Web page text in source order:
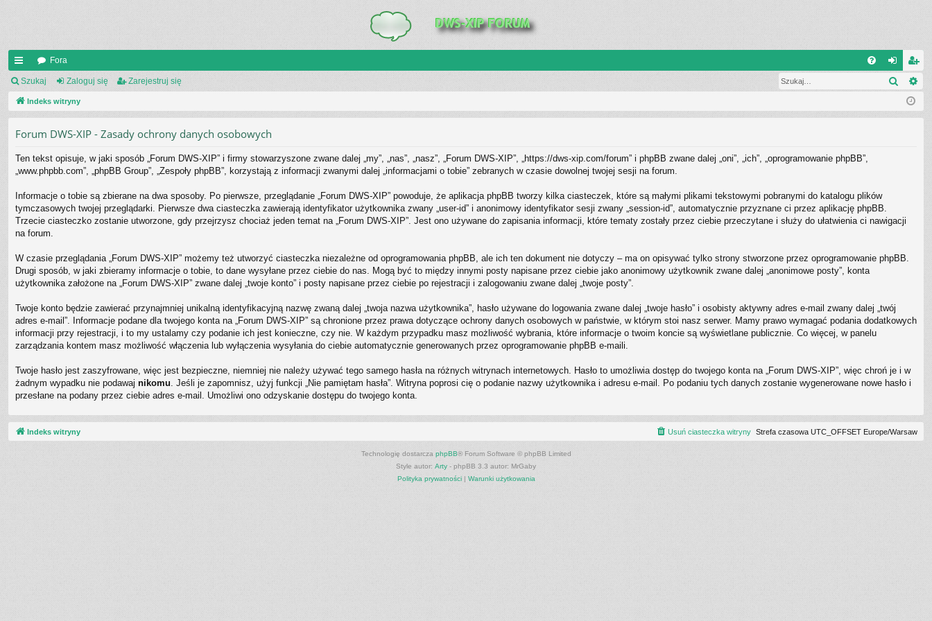
UI
C
IN
S
Fora
al ar
ej
Szukaj Zaloguj się Zarejestruj się Szukaj
Indeks witryny
Forum DWS-XIP - Zasady ochrony danych osobowych
Ten tekst opisuje, w jaki sposób „Forum DWS-XIP” i firmy stowarzyszone zwane dalej „my”, „nas”, „nasz”, „Forum DWS-XIP”, „https://dws-xip.com/forum” i phpBB zwane dalej „oni”, „ich”, „oprogramowanie phpBB”,
„www.phpbb.com”, „phpBB Group”, „Zespoły phpBB”, korzystają z informacji zwanymi dalej „informacjami o tobie” zebranych w czasie dowolnej twojej sesji na forum.
Informacje o tobie są zbierane na dwa sposoby. Po pierwsze, przeglądanie „Forum DWS-XIP” powoduje, że aplikacja phpBB tworzy kilka ciasteczek, które są małymi plikami tekstowymi pobranymi do katalogu plików
tymczasowych twojej przeglądarki. Pierwsze dwa ciasteczka zawierają identyfikator użytkownika zwany „user-id” i anonimowy identyfikator sesji zwany „session-id”, automatycznie przyznane ci przez aplikację phpBB.
Trzecie ciasteczko zostanie utworzone, gdy przejrzysz chociaż jeden temat na „Forum DWS-XIP”. Jest ono używane do zapisania informacji, które tematy zostały przez ciebie przeczytane i służy do ułatwienia ci nawigacji
na forum.
W czasie przeglądania „Forum DWS-XIP” możemy też utworzyć ciasteczka niezależne od oprogramowania phpBB, ale ich ten dokument nie dotyczy – ma on opisywać tylko strony stworzone przez oprogramowanie phpBB.
Drugi sposób, w jaki zbieramy informacje o tobie, to dane wysyłane przez ciebie do nas. Mogą być to między innymi posty napisane przez ciebie jako anonimowy użytkownik zwane dalej „anonimowe posty”, konta
użytkownika założone na „Forum DWS-XIP” zwane dalej „twoje konto” i posty napisane przez ciebie po rejestracji i zalogowaniu zwane dalej „twoje posty”.
Twoje konto będzie zawierać przynajmniej unikalną identyfikacyjną nazwę zwaną dalej „twoja nazwa użytkownika”, hasło używane do logowania zwane dalej „twoje hasło” i osobisty aktywny adres e-mail zwany dalej „twój
adres e-mail”. Informacje podane dla twojego konta na „Forum DWS-XIP” są chronione przez prawa dotyczące ochrony danych osobowych w państwie, w którym stoi nasz serwer. Mamy prawo wymagać podania dodatkowych
informacji przy rejestracji, i to my ustalamy czy podanie ich jest konieczne, czy nie. W każdym przypadku masz możliwość wybrania, które informacje o twoim koncie są wyświetlane publicznie. Co więcej, w panelu
zarządzania kontem masz możliwość włączenia lub wyłączenia wysyłania do ciebie automatycznie generowanych przez oprogramowanie phpBB e-maili.
Twoje hasło jest zaszyfrowane, więc jest bezpieczne, niemniej nie należy używać tego samego hasła na różnych witrynach internetowych. Hasło to umożliwia dostęp do twojego konta na „Forum DWS-XIP”, więc chroń je i w
żadnym wypadku nie podawaj nikomu . Jeśli je zapomnisz, użyj funkcji „Nie pamiętam hasła”. Witryna poprosi cię o podanie nazwy użytkownika i adresu e-mail. Po podaniu tych danych zostanie wygenerowane nowe hasło i
przesłane na podany przez ciebie adres e-mail. Umożliwi ono odzyskanie dostępu do twojego konta.
Indeks witryny Strefa czasowa UTC_OFFSET Europe/Warsaw
Usuń ciasteczka witryny
Technologię dostarcza phpBB® Forum Software © phpBB Limited
Style autor: Arty - phpBB 3.3 autor: MrGaby
Polityka prywatności| Warunki użytkowania